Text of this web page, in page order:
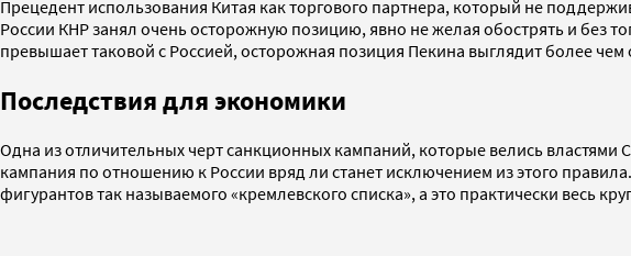
Прецедент использования Китая как торгового партнера, который не
России КНР занял очень осторожную позицию, явно не желая обострять и без
превышает таковой с Россией, осторожная позиция Пекина выглядит более
Последствия для экономики
Одна из отличительных черт санкционных кампаний, которые велись
кампания по отношению к России вряд ли станет исключением из этого
фигурантов так называемого «кремлевского списка», а это практически весь